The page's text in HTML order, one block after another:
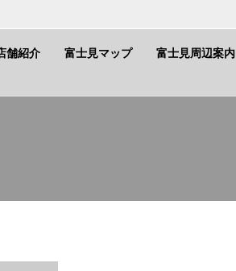
舗紹介 富士見マップ 富士見周辺案内